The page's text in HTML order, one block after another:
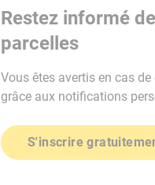
Restez informé
parcelles
Vous êtes avertis en cas
grâce aux notifications
S'inscrire